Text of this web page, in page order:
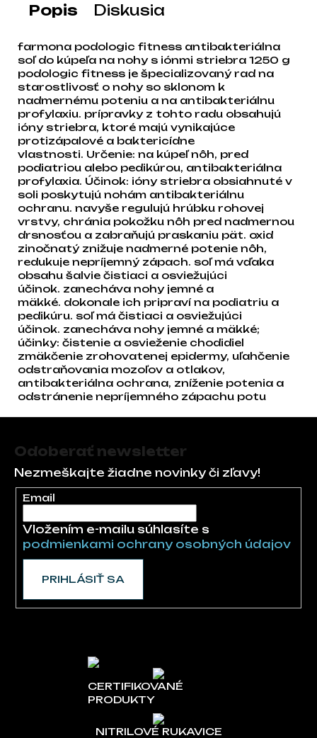
Popis Diskusia
farmona podologic fitness antibakteriálna
soľ do kúpeľa na nohy s iónmi striebra 1250 g
podologic fitness je špecializovaný rad na
starostlivosť o nohy so sklonom k
nadmernému poteniu a na antibakteriálnu
profylaxiu. prípravky z tohto radu obsahujú
ióny striebra, ktoré majú vynikajúce
protizápalové a baktericídne
vlastnosti. Určenie: na kúpeľ nôh, pred
podiatriou alebo pedikúrou, antibakteriálna
profylaxia. Účinok: ióny striebra obsiahnuté v
soli poskytujú nohám antibakteriálnu
ochranu. navyše regulujú hrúbku rohovej
vrstvy, chránia pokožku nôh pred nadmernou
drsnosťou a zabraňujú praskaniu pät. oxid
zinočnatý znižuje nadmerné potenie nôh,
redukuje nepríjemný zápach. soľ má vďaka
obsahu šalvie čistiaci a osviežujúci
účinok. zanecháva nohy jemné a
mäkké. dokonale ich pripraví na podiatriu a
pedikúru. soľ má čistiaci a osviežujúci
účinok. zanecháva nohy jemné a mäkké;
účinky: čistenie a osvieženie chodidiel
zmäkčenie zrohovatenej epidermy, uľahčenie
odstraňovania mozoľov a otlakov,
antibakteriálna ochrana, zníženie potenia a
odstránenie nepríjemného zápachu potu
Odoberať newsletter
Nezmeškajte žiadne novinky či zľavy!
Email
Vložením e-mailu súhlasíte s
podmienkami ochrany osobných údajov
PRIHLÁSIŤ SA
CERTIFIKOVANÉ
PRODUKTY
NITRILOVÉ RUKAVICE